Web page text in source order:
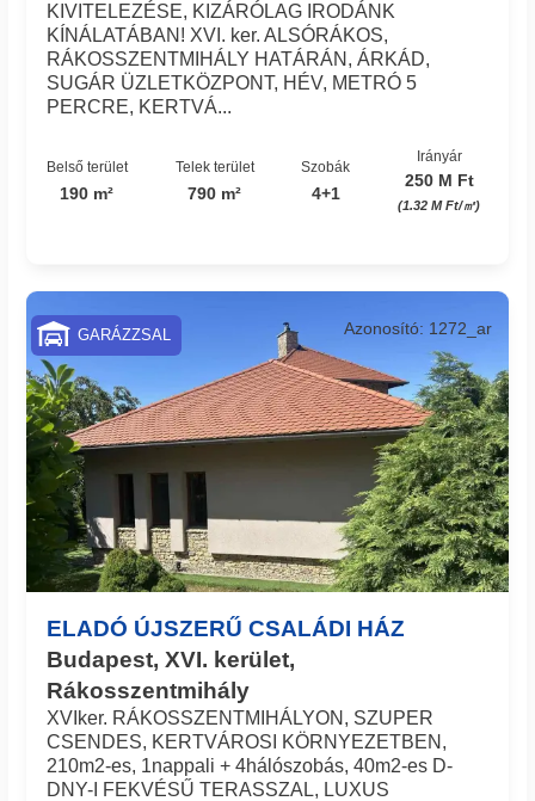
KIVITELEZÉSE, KIZÁRÓLAG IRODÁNK
KÍNÁLATÁBAN! XVI. ker. ALSÓRÁKOS,
RÁKOSSZENTMIHÁLY HATÁRÁN, ÁRKÁD,
SUGÁR ÜZLETKÖZPONT, HÉV, METRÓ 5
PERCRE, KERTVÁ...
Belső terület
190 m²
Telek terület
790 m²
Szobák
4+1
Irányár
250 M Ft
(1.32 M Ft/㎡)
ELADÓ ÚJSZERŰ CSALÁDI HÁZ
Budapest, XVI. kerület,
Rákosszentmihály
Azonosító: 1272_ar
XVIker. RÁKOSSZENTMIHÁLYON, SZUPER
CSENDES, KERTVÁROSI KÖRNYEZETBEN,
210m2-es, 1nappali + 4hálószobás, 40m2-es D-
DNY-I FEKVÉSŰ TERASSZAL, LUXUS
GARÁZZSAL